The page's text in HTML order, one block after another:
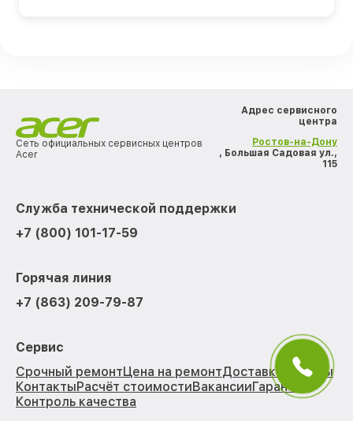
Сеть официальных сервисных центров
Acer
Адрес сервисного
центра
Ростов-на-Дону
, Большая Садовая ул.,
115
Служба технической поддержки
+7 (800) 101-17-59
Горячая линия
+7 (863) 209-79-87
Сервис
Срочный ремонтЦена на ремонтДоставка
Отзывы
КонтактыРасчёт стоимостиВакансииГарантии
Контроль качества